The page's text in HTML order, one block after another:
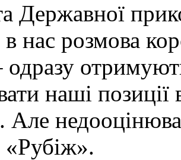
Державної
нас розмова
наші позиції
Але
«Рубіж».